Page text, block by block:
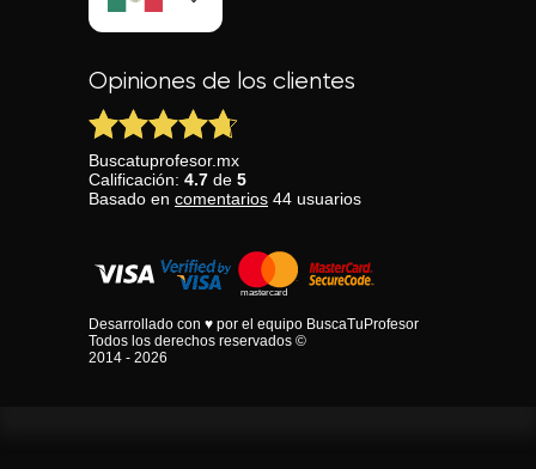
Opiniones de los clientes
Buscatuprofesor.mx
Calificación: 4.7 de 5
Basado en comentarios 44 usuarios
Desarrollado con ♥ por el equipo BuscaTuProfesor
Todos los derechos reservados ©
2014 - 2026